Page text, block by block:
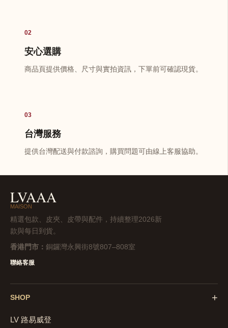
02
安心選購
商品頁提供價格、尺寸與實拍資訊，下單前可確認現貨。
03
台灣服務
提供台灣配送與付款諮詢，購買問題可由線上客服協助。
LVAAA
MAISON
精選包款、皮夾、皮帶與配件，持續整理2026新
款與每日到貨。
香港門市： 銅鑼灣永興街8號807–808室
聯絡客服
SHOP +
LV 路易威登